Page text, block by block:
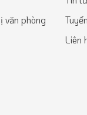
văn phòng
Liên